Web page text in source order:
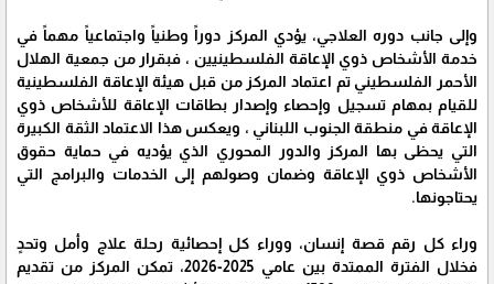
وإلى جانب دوره العلاجي، يؤدي المركز دوراً وطنياً واجتماعياً مهماً في
خدمة الأشخاص ذوي الإعاقة الفلسطينيين ، فبقرار من جمعية الهلال
الأحمر الفلسطيني تم اعتماد المركز من قبل هيئة الإعاقة الفلسطينية
للقيام بمهام تسجيل وإحصاء وإصدار بطاقات الإعاقة للأشخاص ذوي
الإعاقة في منطقة الجنوب اللبناني ، ويعكس هذا الاعتماد الثقة الكبيرة
التي يحظى بها المركز والدور المحوري الذي يؤديه في حماية حقوق
الأشخاص ذوي الإعاقة وضمان وصولهم إلى الخدمات والبرامج التي
يحتاجونها.
وراء كل رقم قصة إنسان، ووراء كل إحصائية رحلة علاج وأمل وتحدٍ
فخلال الفترة الممتدة بين عامي 2025-2026، تمكن المركز من تقديم